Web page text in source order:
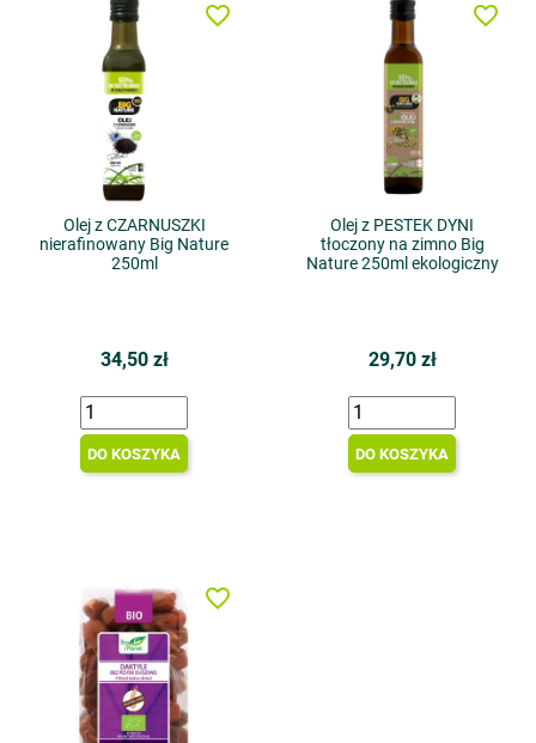
Olej z CZARNUSZKI
nierafinowany Big Nature
250ml
34,50 zł
DO KOSZYKA
favorite_border
Olej z PESTEK DYNI
tłoczony na zimno Big
Nature 250ml ekologiczny
29,70 zł
DO KOSZYKA
favorite_border
favorite_border